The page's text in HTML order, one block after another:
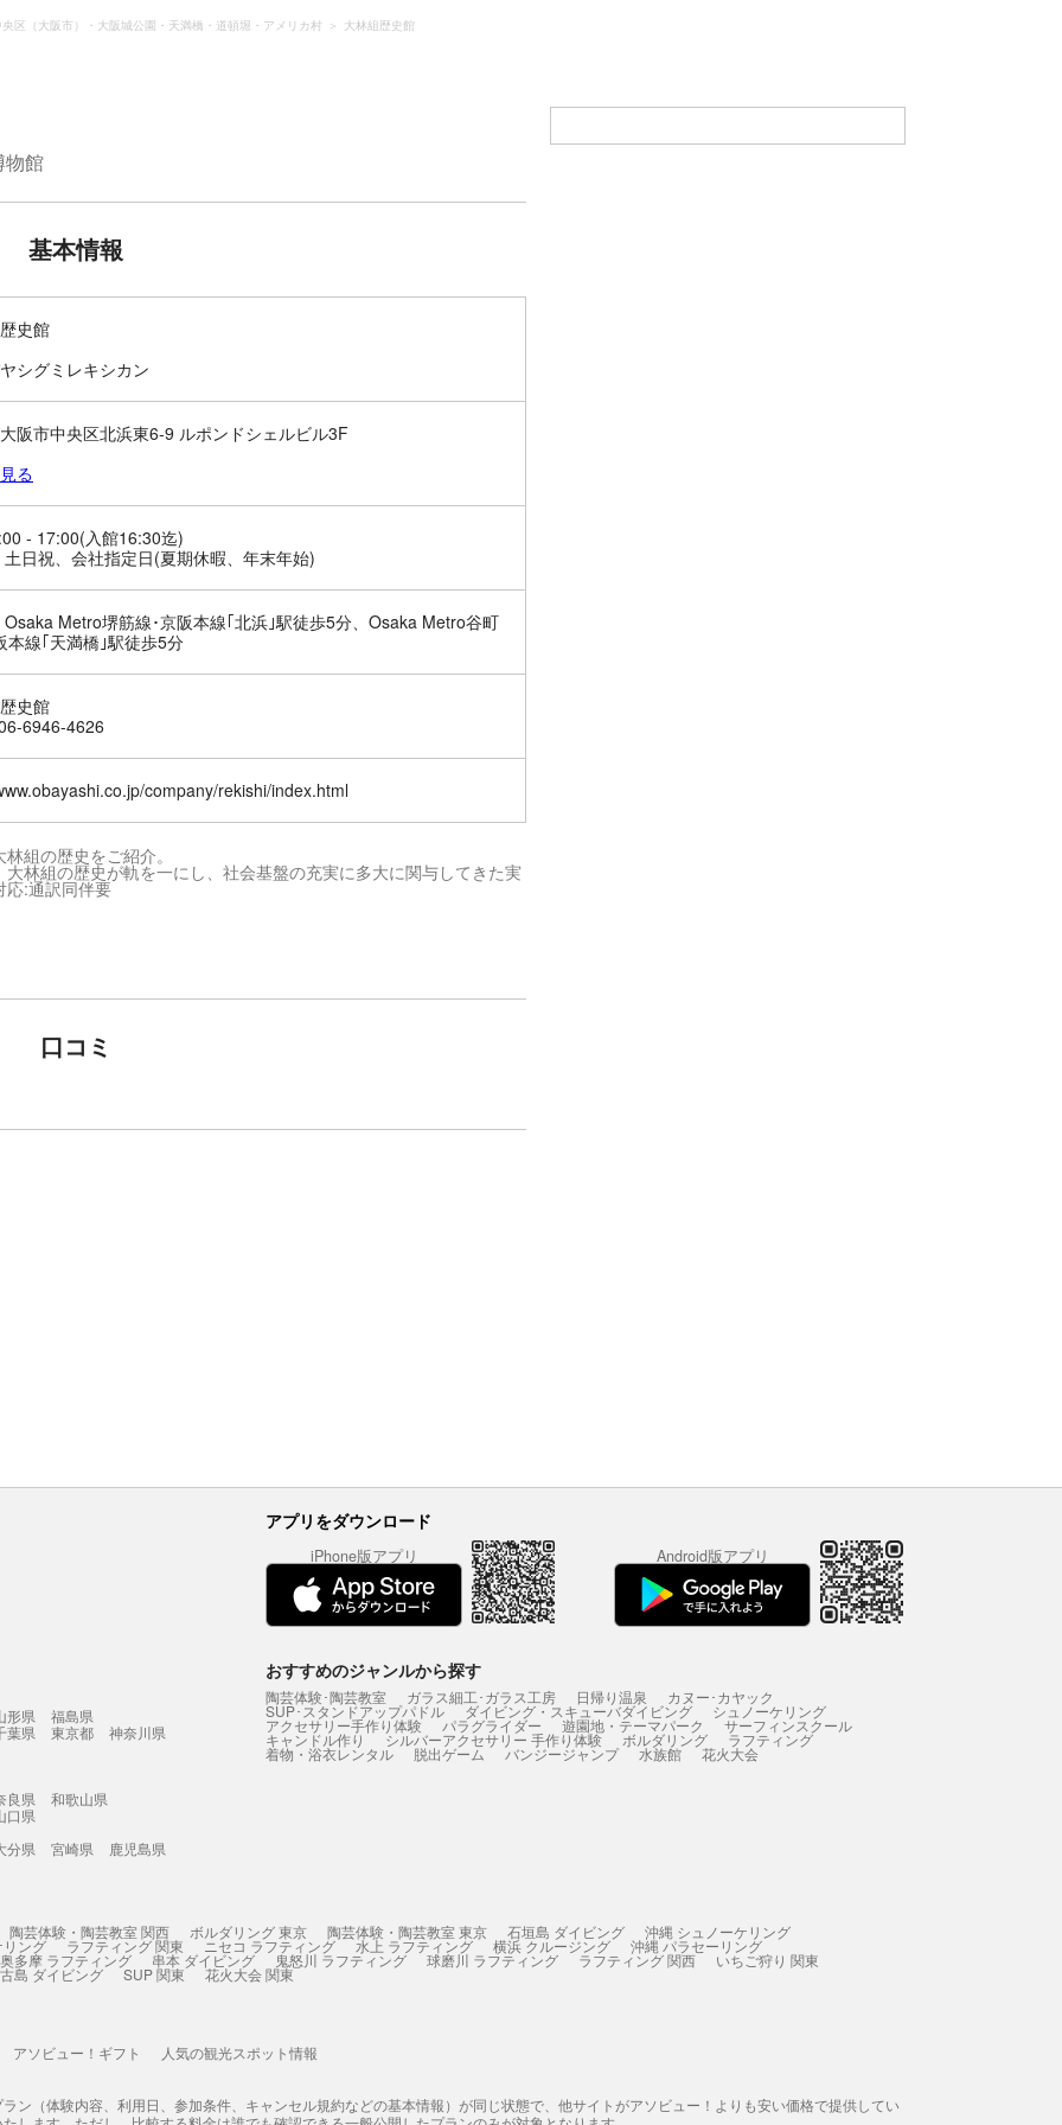
区（大阪市）・大阪城公園・天満橋・道頓堀・アメリカ村 大林組歴史館
物館
基本情報
史館
シグミレキシカン
阪市中央区北浜東6-9 ルポンドシェルビル3F
る
- 17:00(入館16:30迄)
土日祝、会社指定日(夏期休暇、年末年始)
Osaka Metro堺筋線･京阪本線｢北浜｣駅徒歩5分、Osaka Metro谷町
本線｢天満橋｣駅徒歩5分
史館
6946-4626
company/rekishi/index.html
組の歴史をご紹介。
林組の歴史が軌を一にし、社会基盤の充実に多大に関与してきた実
応:通訳同伴要
口コミ
アプリをダウンロード
iPhone版アプリ Android版アプリ
形県
福島県
葉県 東京都
神奈川県
良県
和歌山県
口県
分県 宮崎県
鹿児島県
おすすめのジャンルから探す
陶芸体験･陶芸教室 ガラス細工･ガラス工房 日帰り温泉 カヌー･カヤック
SUP･スタンドアップパドル ダイビング・スキューバダイビング シュノーケリング
アクセサリー手作り体験 パラグライダー 遊園地・テーマパーク サーフィンスクール
キャンドル作り シルバーアクセサリー 手作り体験 ボルダリング ラフティング
着物・浴衣レンタル 脱出ゲーム バンジージャンプ 水族館 花火大会
陶芸体験・陶芸教室 関西 ボルダリング 東京 陶芸体験・陶芸教室 東京 石垣島 ダイビング 沖縄 シュノーケリング
ング ラフティング 関東 ニセコ ラフティング 水上 ラフティング 横浜 クルージング 沖縄 パラセーリング
奥多摩 ラフティング 串本 ダイビング 鬼怒川 ラフティング 球磨川 ラフティング ラフティング 関西 いちご狩り 関東
島 ダイビング SUP 関東 花火大会 関東
アソビュー！ギフト 人気の観光スポット情報
ン（体験内容、利用日、参加条件、キャンセル規約などの基本情報）が同じ状態で、他サイトがアソビュー！よりも安い価格で提供してい